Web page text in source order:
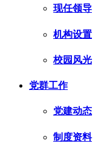
现任领导
机构设置
校园风光
党群工作
党建动态
制度资料